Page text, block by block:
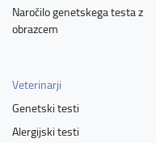
Naročilo genetskega testa z
obrazcem
Veterinarji
Genetski testi
Alergijski testi